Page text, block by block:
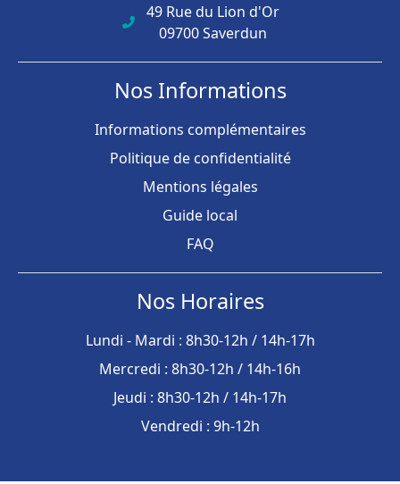
49 Rue du Lion d'Or
09700 Saverdun
Nos Informations
Informations complémentaires
Politique de confidentialité
Mentions légales
Guide local
FAQ
Nos Horaires
Lundi - Mardi : 8h30-12h / 14h-17h
Mercredi : 8h30-12h / 14h-16h
Jeudi : 8h30-12h / 14h-17h
Vendredi : 9h-12h